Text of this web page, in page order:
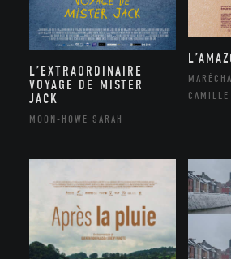
L’EXTRAORDINAIRE
VOYAGE DE MISTER
JACK
MOON-HOWE SARAH
CAMILLE